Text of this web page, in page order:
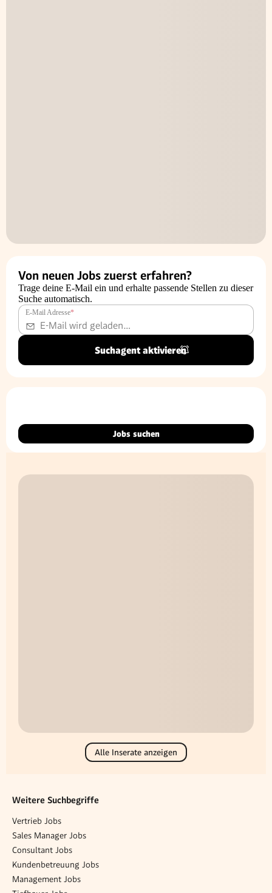
Von neuen Jobs zuerst erfahren?
Trage deine E-Mail ein und erhalte passende Stellen zu dieser
Suche automatisch.
E-Mail Adresse*
Suchagent aktivieren
Jobs suchen
Alle Inserate anzeigen
Weitere Suchbegriffe
Vertrieb Jobs
Sales Manager Jobs
Consultant Jobs
Kundenbetreuung Jobs
Management Jobs